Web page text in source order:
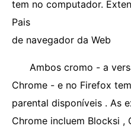
tem no computador.
Pais
de navegador da Web
Ambos cromo - a
Chrome - e no Firefox
parental disponíveis . As
Chrome incluem Blocksi ,